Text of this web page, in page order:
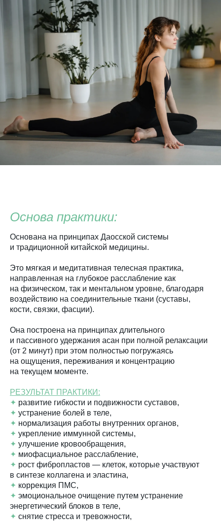
Основа практики:
Основана на принципах Даосской системы
и традиционной китайской медицины.
Это мягкая и медитативная телесная практика,
направленная на глубокое расслабление как
на физическом, так и ментальном уровне, благодаря
воздействию на соединительные ткани (суставы,
кости, связки, фасции).
Она построена на принципах длительного
и пассивного удержания асан при полной релаксации
(от 2 минут) при этом полностью погружаясь
на ощущения, переживания и концентрацию
на текущем моменте.
РЕЗУЛЬТАТ ПРАКТИКИ:
✦ развитие гибкости и подвижности суставов,
✦ устранение болей в теле,
✦ нормализация работы внутренних органов,
✦ укрепление иммунной системы,
✦ улучшение кровообращения,
✦ миофасциальное расслабление,
✦ рост фибропластов — клеток, которые участвуют
в синтезе коллагена и эластина,
✦ коррекция ПМС,
✦ эмоциональное очищение путем устранение
энергетический блоков в теле,
✦ снятие стресса и тревожности,